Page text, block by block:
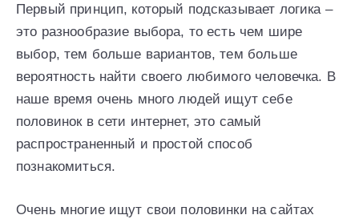
Первый принцип, который подсказывает логика –
это разнообразие выбора, то есть чем шире
выбор, тем больше вариантов, тем больше
вероятность найти своего любимого человечка. В
наше время очень много людей ищут себе
половинок в сети интернет, это самый
распространенный и простой способ
познакомиться.
Очень многие ищут свои половинки на сайтах